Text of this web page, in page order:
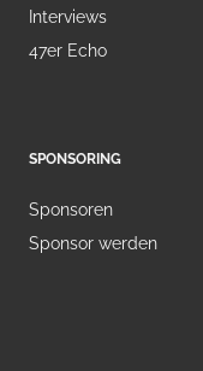
Interviews
47er Echo
SPONSORING
Sponsoren
Sponsor werden